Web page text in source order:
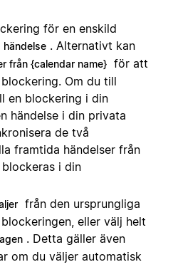
för en enskild
händelse . Alternativt kan
från {calendar name} för att
Om du till
en blockering i din
händelse i din privata
de två
framtida händelser från
i din
från den ursprungliga
eller välj helt
. Detta gäller även
om du väljer automatisk